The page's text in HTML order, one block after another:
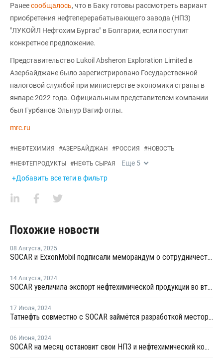
Ранеесообщалось, что в Баку готовы рассмотреть вариант
приобретения нефтеперерабатывающего завода (НПЗ)
"ЛУКОЙЛ Нефтохим Бургас" в Болгарии, если поступит
конкретное предложение.
Представительство Lukoil Absheron Exploration Limited в
Азербайджане было зарегистрировано Государственной
налоговой службой при министерстве экономики страны в
январе 2022 года. Официальным представителем компании
был Гурбанов Эльнур Вагиф оглы.
mrc.ru
#НЕФТЕХИМИЯ #АЗЕРБАЙДЖАН #РОССИЯ #НОВОСТЬ
#НЕФТЕПРОДУКТЫ #НЕФТЬ СЫРАЯ Еще 5
+Добавить все теги в фильтр
Похожие новости
08 Августа, 2025
SOCAR и ExxonMobil подписали меморандум о сотрудничестве
14 Августа, 2024
SOCAR увеличила экспорт нефтехимической продукции во втором квартале
17 Июля, 2024
Татнефть совместно с SOCAR займётся разработкой месторождения в Азербайджане
06 Июня, 2024
SOCAR на месяц остановит свои НПЗ и нефтехимический комплекс на профилактику